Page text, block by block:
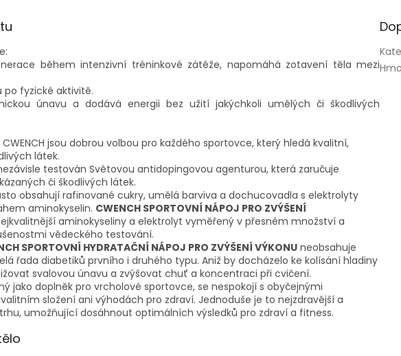
během intenzivní tréninkové zátěže, napomáhá zotavení těla mezi
po fyzické aktivitě.
únavu a dodává energii bez užití jakýchkoli umělých či škodlivých
jsou dobrou volbou pro každého sportovce, který hledá kvalitní,
látek.
testován Světovou antidopingovou agenturou, která zaručuje
či škodlivých látek.
obsahují rafinované cukry, umělá barviva a dochucovadla s elektrolyty
aminokyselin. CWENCH SPORTOVNÍ NÁPOJ PRO ZVÝŠENÍ
aminokyseliny a elektrolyt vyměřený v přesném množství a
vědeckého testování.
SPORTOVNÍ HYDRATAČNÍ NÁPOJ PRO ZVÝŠENÍ VÝKONU neobsahuje
řada diabetiků prvního i druhého typu. Aniž by docházelo ke kolísání hladiny
svalovou únavu a zvýšovat chuť a koncentraci při cvičení.
jako doplněk pro vrcholové sportovce, se nespokojí s obyčejnými
složení ani výhodách pro zdraví. Jednoduše je to nejzdravější a
umožňující dosáhnout optimálních výsledků pro zdraví a fitness.